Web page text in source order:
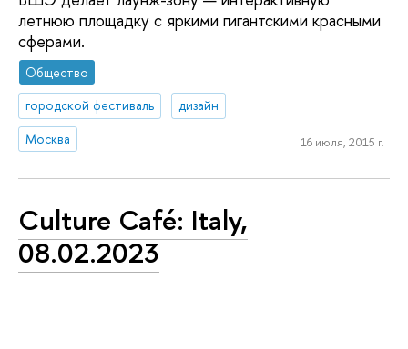
летнюю площадку с яркими гигантскими красными
сферами.
Общество
городской фестиваль
дизайн
Москва
16 июля, 2015 г.
Culture Café: Italy,
08.02.2023